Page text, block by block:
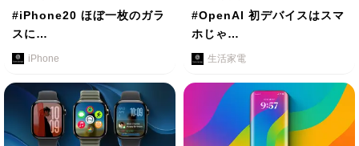
#iPhone20 ほぼ一枚のガラ
スに…
iPhone
#OpenAI 初デバイスはスマ
ホじゃ…
生活家電